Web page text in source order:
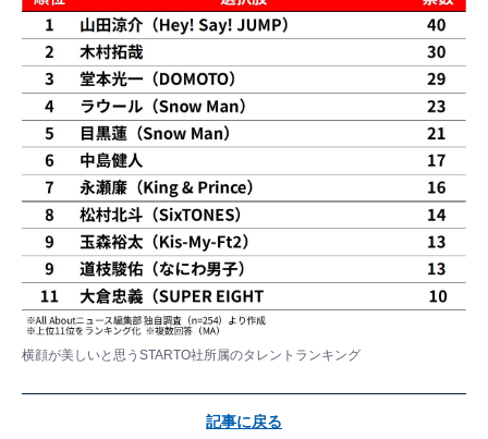
横顔が美しいと思うSTARTO社所属のタレントランキング
記事に戻る